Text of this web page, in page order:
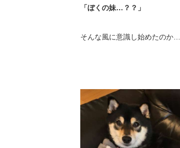
「ぼくの妹…？？」
そんな風に意識し始めたのか…